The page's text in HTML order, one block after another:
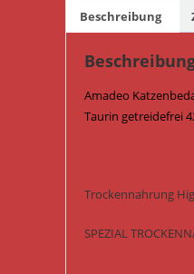
Beschreibung
Amadeo
Taurin getreidefrei
Trockennahrung
SPEZIAL